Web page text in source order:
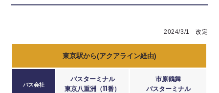
2024/3/1 改定
東京駅から(アクアライン経由)
バス会社
バスターミナル
東京八重洲（11番）
市原鶴舞
バスターミナル